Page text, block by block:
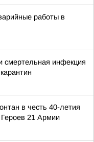
работы в
смертельная инфекция
в честь 40-летия
21 Армии